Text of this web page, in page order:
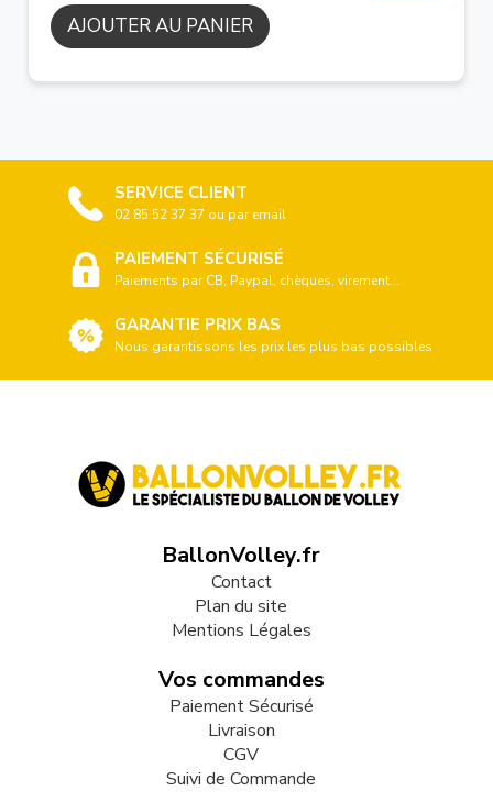
AJOUTER AU PANIER
SERVICE CLIENT
02 85 52 37 37 ou par email
PAIEMENT SÉCURISÉ
Paiements par CB, Paypal, chèques, virement...
GARANTIE PRIX BAS
Nous garantissons les prix les plus bas possibles
BallonVolley.fr
Contact
Plan du site
Mentions Légales
Vos commandes
Paiement Sécurisé
Livraison
CGV
Suivi de Commande